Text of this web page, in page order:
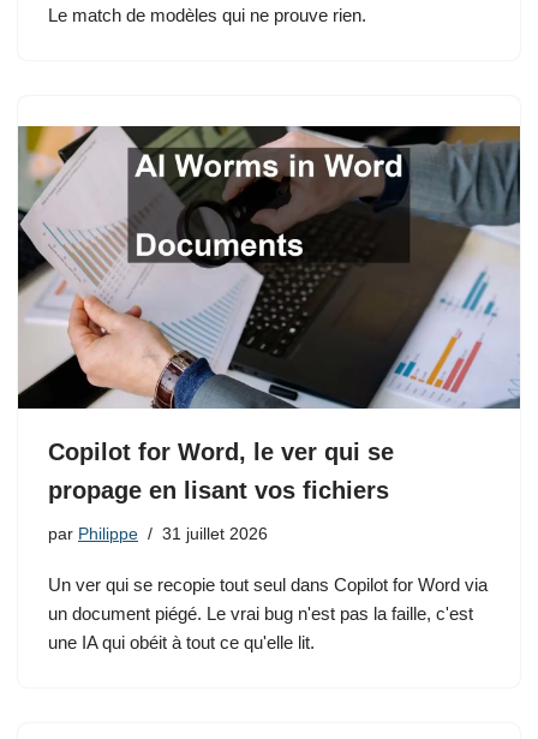
Le match de modèles qui ne prouve rien.
Copilot for Word, le ver qui se
propage en lisant vos fichiers
par Philippe 31 juillet 2026
Un ver qui se recopie tout seul dans Copilot for Word via
un document piégé. Le vrai bug n'est pas la faille, c'est
une IA qui obéit à tout ce qu'elle lit.